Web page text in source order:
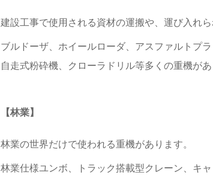
建設工事で使用される資材の運搬や、運び入れ
ブルドーザ、ホイールローダ、アスファルトプ
自走式粉砕機、クローラドリル等多くの重機があ
【林業】
林業の世界だけで使われる重機があります。
林業仕様ユンボ、トラック搭載型クレーン、キ